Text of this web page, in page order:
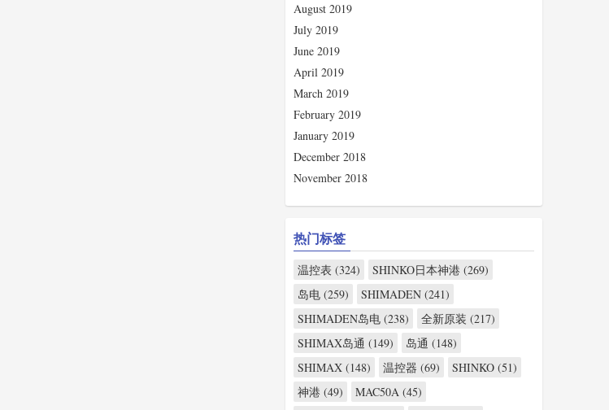
August 2019
July 2019
June 2019
April 2019
March 2019
February 2019
January 2019
December 2018
November 2018
热门标签
温控表 (324)
SHINKO日本神港 (269)
岛电 (259)
SHIMADEN (241)
SHIMADEN岛电 (238)
全新原装 (217)
SHIMAX岛通 (149)
岛通 (148)
SHIMAX (148)
温控器 (69)
SHINKO (51)
神港 (49)
MAC50A (45)